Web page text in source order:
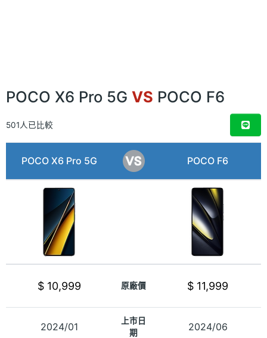
POCO X6 Pro 5G VS POCO F6
501人已比較
POCO X6 Pro 5G POCO F6
$ 10,999 原廠價 $ 11,999
2024/01
上市日
期
2024/06